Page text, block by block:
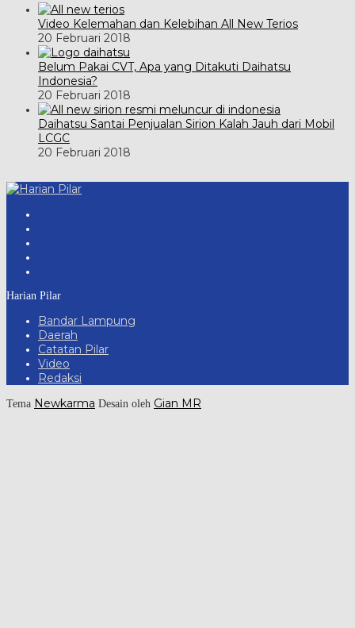
Video Kelemahan dan Kelebihan All New Terios
20 Februari 2018
Belum Pakai CVT, Apa yang Ditakuti Daihatsu
Indonesia?
20 Februari 2018
Daihatsu Santai Penjualan Sirion Kalah Jauh dari Mobil
LCGC
20 Februari 2018
Harian Pilar
Bandar Lampung
Daerah
Catatan Pilar
Video
Redaksi
Tema Newkarma Desain oleh Gian MR